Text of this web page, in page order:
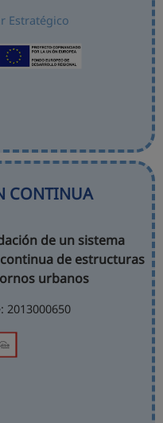
Estratégico
CONTINUA
de un sistema
de estructuras
urbanos
2013000650